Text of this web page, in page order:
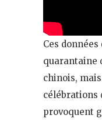
Ces
quarantaine
chinois,
célébrations
provoquent